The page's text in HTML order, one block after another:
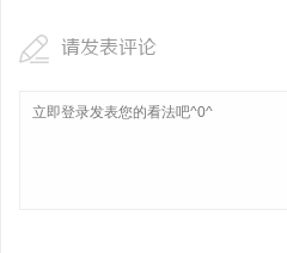
请发表评论